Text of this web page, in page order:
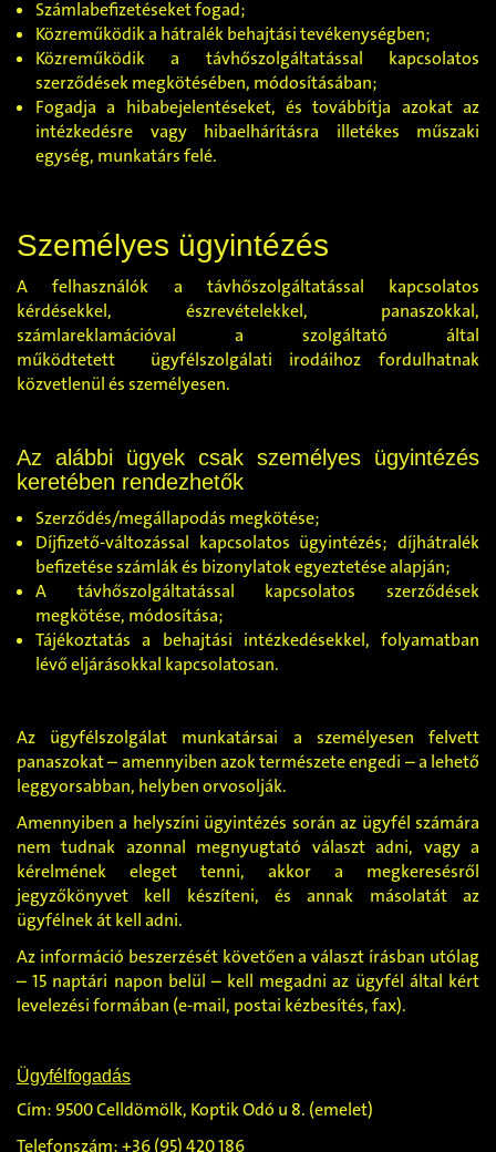
Számlabefizetéseket fogad;
Közreműködik a hátralék behajtási tevékenységben;
Közreműködik a távhőszolgáltatással kapcsolatos
szerződések megkötésében, módosításában;
Fogadja a hibabejelentéseket, és továbbítja azokat az
intézkedésre vagy hibaelhárításra illetékes műszaki
egység, munkatárs felé.
Személyes ügyintézés
A felhasználók a távhőszolgáltatással kapcsolatos
kérdésekkel, észrevételekkel, panaszokkal,
számlareklamációval a szolgáltató által
működtetett ügyfélszolgálati irodáihoz fordulhatnak
közvetlenül és személyesen.
Az alábbi ügyek csak személyes ügyintézés
keretében rendezhetők
Szerződés/megállapodás megkötése;
Díjfizető-változással kapcsolatos ügyintézés; díjhátralék
befizetése számlák és bizonylatok egyeztetése alapján;
A távhőszolgáltatással kapcsolatos szerződések
megkötése, módosítása;
Tájékoztatás a behajtási intézkedésekkel, folyamatban
lévő eljárásokkal kapcsolatosan.
Az ügyfélszolgálat munkatársai a személyesen felvett
panaszokat – amennyiben azok természete engedi – a lehető
leggyorsabban, helyben orvosolják.
Amennyiben a helyszíni ügyintézés során az ügyfél számára
nem tudnak azonnal megnyugtató választ adni, vagy a
kérelmének eleget tenni, akkor a megkeresésről
jegyzőkönyvet kell készíteni, és annak másolatát az
ügyfélnek át kell adni.
Az információ beszerzését követően a választ írásban utólag
– 15 naptári napon belül – kell megadni az ügyfél által kért
levelezési formában (e-mail, postai kézbesítés, fax).
Ügyfélfogadás
Cím: 9500 Celldömölk, Koptik Odó u 8. (emelet)
Telefonszám: +36 (95) 420 186